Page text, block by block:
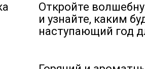
Откройте
и узнайте, каким
наступающий год